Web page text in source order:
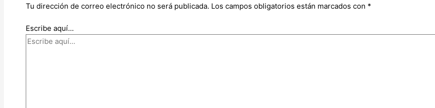
Tu dirección de correo electrónico no será publicada. Los campos obligatorios están marcados con *
Escribe aquí...